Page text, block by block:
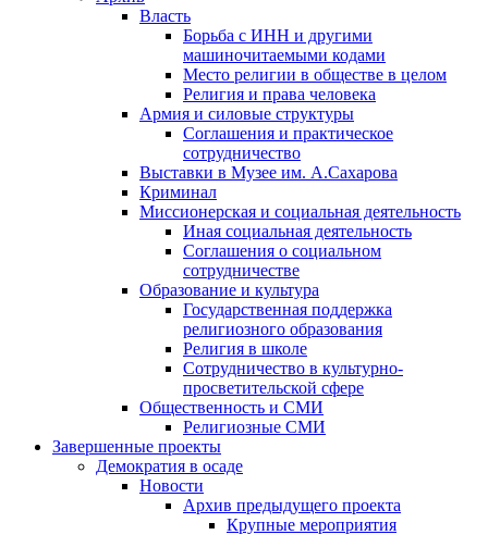
Власть
Борьба с ИНН и другими
машиночитаемыми кодами
Место религии в обществе в целом
Религия и права человека
Армия и силовые структуры
Соглашения и практическое
сотрудничество
Выставки в Музее им. А.Сахарова
Криминал
Миссионерская и социальная деятельность
Иная социальная деятельность
Соглашения о социальном
сотрудничестве
Образование и культура
Государственная поддержка
религиозного образования
Религия в школе
Сотрудничество в культурно-
просветительской сфере
Общественность и СМИ
Религиозные СМИ
Завершенные проекты
Демократия в осаде
Новости
Архив предыдущего проекта
Крупные мероприятия